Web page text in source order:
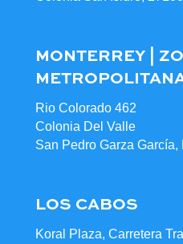
MONTERREY |
Rio Colorado 462
Colonia Del Valle
San Pedro Garza García,
LOS CABOS
Koral Plaza, Carretera